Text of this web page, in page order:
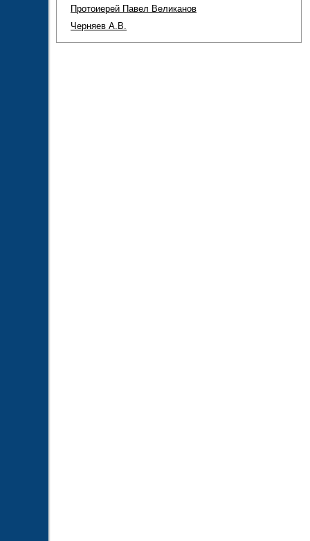
Протоиерей Павел Великанов
Черняев А.В.